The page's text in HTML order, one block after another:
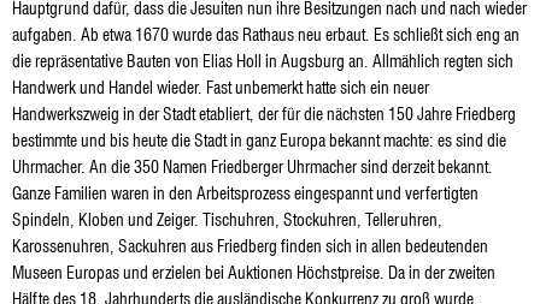
Hauptgrund dafür, dass die Jesuiten nun ihre Besitzungen nach und nach wieder
aufgaben. Ab etwa 1670 wurde das Rathaus neu erbaut. Es schließt sich eng an
die repräsentative Bauten von Elias Holl in Augsburg an. Allmählich regten sich
Handwerk und Handel wieder. Fast unbemerkt hatte sich ein neuer
Handwerkszweig in der Stadt etabliert, der für die nächsten 150 Jahre Friedberg
bestimmte und bis heute die Stadt in ganz Europa bekannt machte: es sind die
Uhrmacher. An die 350 Namen Friedberger Uhrmacher sind derzeit bekannt.
Ganze Familien waren in den Arbeitsprozess eingespannt und verfertigten
Spindeln, Kloben und Zeiger. Tischuhren, Stockuhren, Telleruhren,
Karossenuhren, Sackuhren aus Friedberg finden sich in allen bedeutenden
Museen Europas und erzielen bei Auktionen Höchstpreise. Da in der zweiten
Hälfte des 18. Jahrhunderts die ausländische Konkurrenz zu groß wurde,